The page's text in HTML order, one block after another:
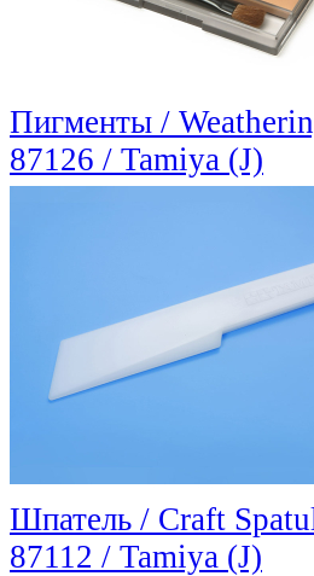
Пигменты /
87126 / Tamiya (J)
Шпатель / Craft
87112 / Tamiya (J)